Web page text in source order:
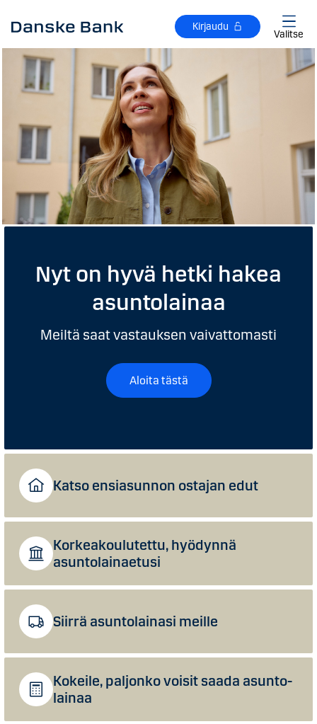
Kirjaudu
Valitse
Nyt on hyvä hetki hakea
asuntolainaa
Meiltä saat vastauksen vaivattomasti
Aloita tästä
Katso ensi­asunnon ostajan edut
Korkea­koulu­tettu, hyödynnä
asuntolainaetusi
Siirrä asunto­lainasi meille
Kokeile, paljonko voisit saada asunto­
lainaa